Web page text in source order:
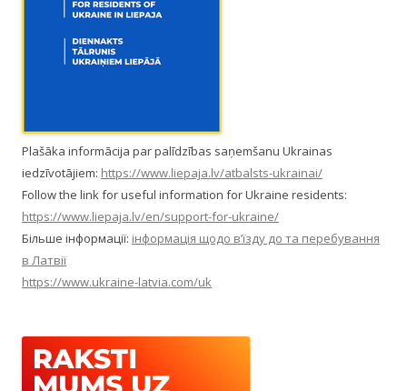
Plašāka informācija par palīdzības saņemšanu Ukrainas
iedzīvotājiem: https://www.liepaja.lv/atbalsts-ukrainai/
Follow the link for useful information for Ukraine residents:
https://www.liepaja.lv/en/support-for-ukraine/
Більше інформації: інформація щодо в’їзду до та перебування
в Латвії
https://www.ukraine-latvia.com/uk